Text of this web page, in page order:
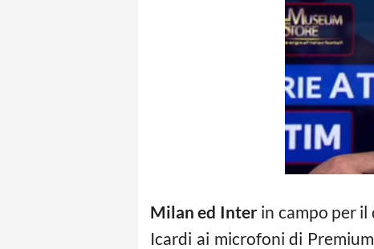
Milan ed Interin campo per il
Icardi ai microfoni di